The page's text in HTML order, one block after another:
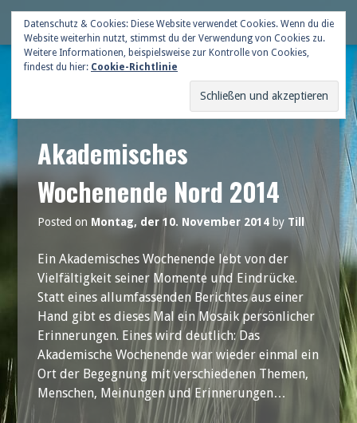
Skip
content
Deutsche Gildenschaft
Akademisches
Wochenende Nord 2014
Posted on Montag, der 10. November 2014by Till
Ein Akademisches Wochenende lebt von der
Vielfältigkeit seiner Momente und Eindrücke.
Statt eines allumfassenden Berichtes aus einer
Hand gibt es dieses Mal ein Mosaik persönlicher
Erinnerungen. Eines wird deutlich: Das
Akademische Wochenende war wieder einmal ein
Ort der Begegnung mit verschiedenen Themen,
Menschen, Meinungen und Erinnerungen…
Datenschutz & Cookies: Diese Website verwendet Cookies. Wenn du die
Website weiterhin nutzt, stimmst du der Verwendung von Cookies zu.
Weitere Informationen, beispielsweise zur Kontrolle von Cookies,
findest du hier: Cookie-Richtlinie